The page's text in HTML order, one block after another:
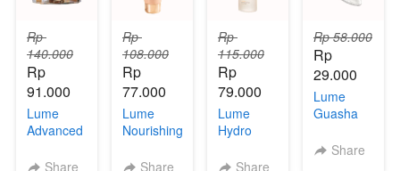
Rp
140.000
Rp
91.000
Lume
Advanced
Moisturizer
Share
Rp
108.000
Rp
77.000
Lume
Nourishing
WashShare
Rp
115.000
Rp
79.000
Lume
Hydro
Essence
Share
Rp 58.000
Rp
29.000
Lume
Guasha
ToolsShare